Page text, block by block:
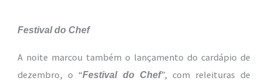
Festival do Chef
A noite marcou também o lançamento do cardápio de
dezembro, o “Festival do Chef”, com releituras de